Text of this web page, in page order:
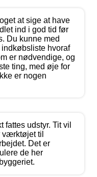
at sige at have
ind i god tid før
Du kunne med
hvoraf
er nødvendige, og
ting, med øje for
er nogen
fattes udstyr. Tit vil
værktøjet til
Det er
de her